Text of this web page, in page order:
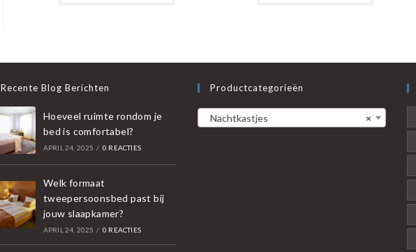
Recente Blog Berichten
Hoeveel ruimte rondom je
bed is comfortabel?
APRIL 24, 2025 / 0 REACTIES
Welk formaat
tweepersoonsbed past bij
jouw slaapkamer?
APRIL 24, 2025 / 0 REACTIES
Productcategorieën
×
Nachtkastjes